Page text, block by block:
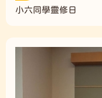
小六同學靈修日